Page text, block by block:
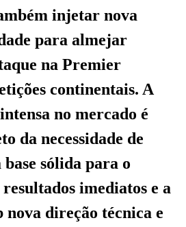
injetar nova
para almejar
na Premier
continentais. A
no mercado é
da necessidade de
sólida para o
imediatos e a
nova direção técnica e